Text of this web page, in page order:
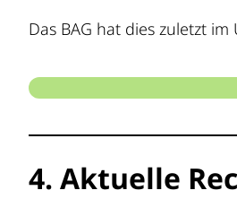
Das BAG hat dies zuletzt im
4. Aktuelle